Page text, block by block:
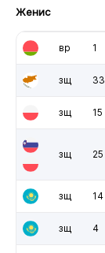
Женис
вр 1
зщ 33
зщ 15
зщ 25
зщ 14
зщ 4